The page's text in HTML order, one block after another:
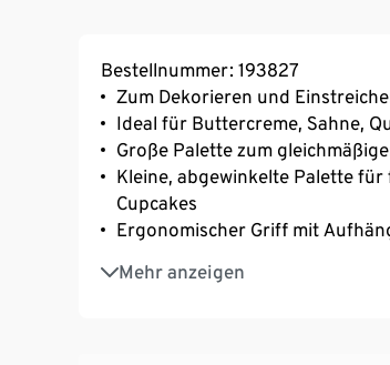
Bestellnummer: 193827
Zum Dekorieren und
Ideal für Buttercreme, Sahne,
Große Palette zum
Kleine, abgewinkelte Palette
Cupcakes
Ergonomischer Griff mit
Mehr anzeigen
Klingen aus hochwertigem,